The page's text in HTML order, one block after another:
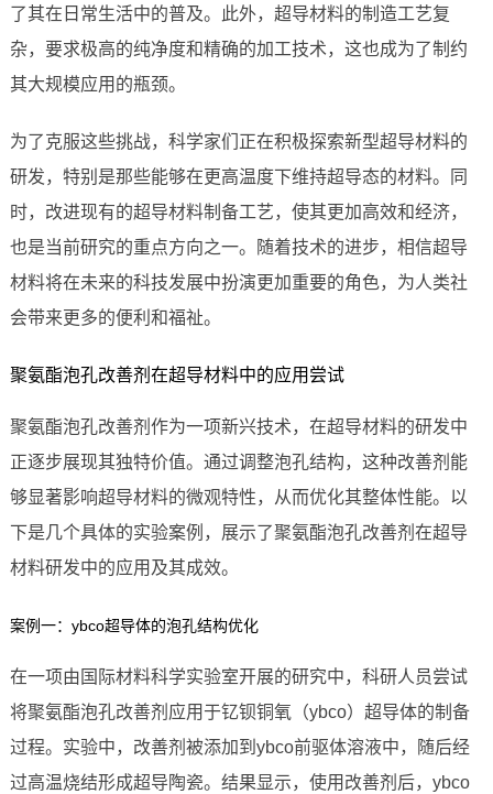
了其在日常生活中的普及。此外，超导材料的制造工艺复
杂，要求极高的纯净度和精确的加工技术，这也成为了制约
其大规模应用的瓶颈。
为了克服这些挑战，科学家们正在积极探索新型超导材料的
研发，特别是那些能够在更高温度下维持超导态的材料。同
时，改进现有的超导材料制备工艺，使其更加高效和经济，
也是当前研究的重点方向之一。随着技术的进步，相信超导
材料将在未来的科技发展中扮演更加重要的角色，为人类社
会带来更多的便利和福祉。
聚氨酯泡孔改善剂在超导材料中的应用尝试
聚氨酯泡孔改善剂作为一项新兴技术，在超导材料的研发中
正逐步展现其独特价值。通过调整泡孔结构，这种改善剂能
够显著影响超导材料的微观特性，从而优化其整体性能。以
下是几个具体的实验案例，展示了聚氨酯泡孔改善剂在超导
材料研发中的应用及其成效。
案例一：ybco超导体的泡孔结构优化
在一项由国际材料科学实验室开展的研究中，科研人员尝试
将聚氨酯泡孔改善剂应用于钇钡铜氧（ybco）超导体的制备
过程。实验中，改善剂被添加到ybco前驱体溶液中，随后经
过高温烧结形成超导陶瓷。结果显示，使用改善剂后，ybco